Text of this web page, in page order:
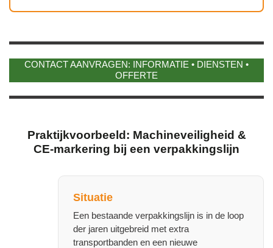
CONTACT AANVRAGEN: INFORMATIE • DIENSTEN •
OFFERTE
Praktijkvoorbeeld: Machineveiligheid &
CE‑markering bij een verpakkingslijn
Situatie
Een bestaande verpakkingslijn is in de loop
der jaren uitgebreid met extra
transportbanden en een nieuwe